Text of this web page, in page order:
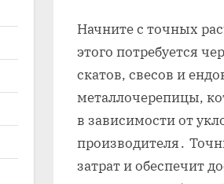
Начните с точных
этого потребуется
скатов, свесов и
металлочерепицы,
в зависимости от
производителя․
затрат и обеспечит